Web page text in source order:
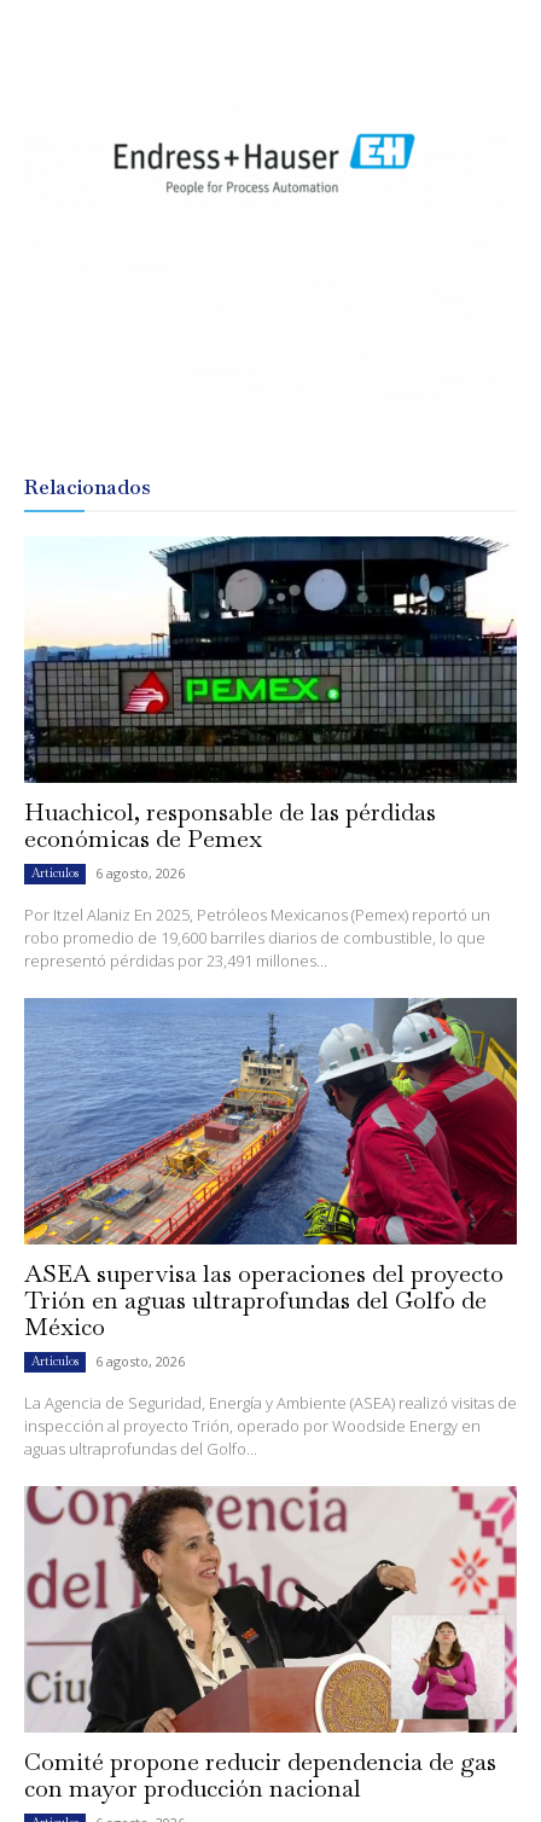
Relacionados
Huachicol, responsable de las pérdidas
económicas de Pemex
Artículos 6 agosto, 2026
Por Itzel Alaniz En 2025, Petróleos Mexicanos (Pemex) reportó un
robo promedio de 19,600 barriles diarios de combustible, lo que
representó pérdidas por 23,491 millones...
ASEA supervisa las operaciones del proyecto
Trión en aguas ultraprofundas del Golfo de
México
Artículos 6 agosto, 2026
La Agencia de Seguridad, Energía y Ambiente (ASEA) realizó visitas de
inspección al proyecto Trión, operado por Woodside Energy en
aguas ultraprofundas del Golfo...
Comité propone reducir dependencia de gas
con mayor producción nacional